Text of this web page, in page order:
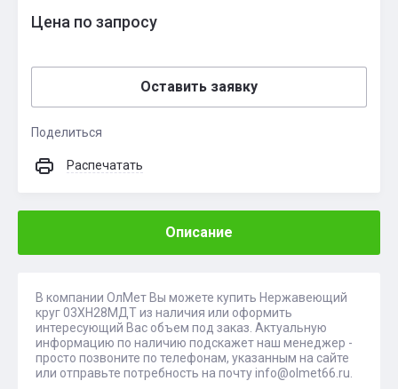
Цена по запросу
Оставить заявку
Поделиться
Распечатать
Описание
В компании ОлМет Вы можете купить Нержавеющий
круг 03ХН28МДТ из наличия или оформить
интересующий Вас объем под заказ. Актуальную
информацию по наличию подскажет наш менеджер -
просто позвоните по телефонам, указанным на сайте
или отправьте потребность на почту info@olmet66.ru.